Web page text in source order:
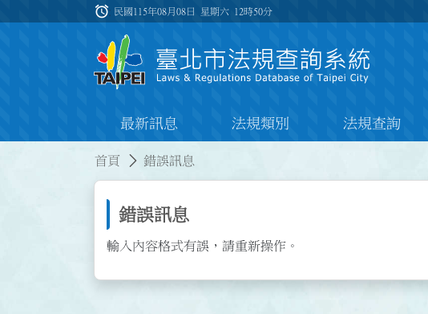
:::
alarm 民國115年08月08日 星期六 12時50分
最新訊息 法規類別 法規查詢
首頁 錯誤訊息
錯誤訊息
輸入內容格式有誤，請重新操作。